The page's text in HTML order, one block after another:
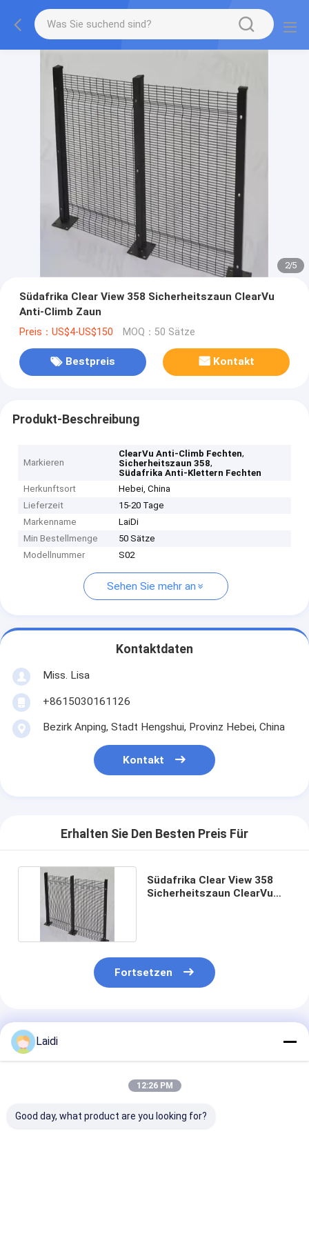
2/5
Südafrika Clear View 358 Sicherheitszaun ClearVu
Anti-Climb Zaun
Preis：US$4-US$150 MOQ：50 Sätze
Bestpreis Kontakt
Produkt-Beschreibung
Markieren
ClearVu Anti-Climb Fechten,
Sicherheitszaun 358,
Südafrika Anti-Klettern Fechten
Herkunftsort
Hebei, China
Lieferzeit
15-20 Tage
Markenname
LaiDi
Min Bestellmenge
50 Sätze
Modellnummer
S02
Sehen Sie mehr an
Kontaktdaten
Miss. Lisa
+8615030161126
Bezirk Anping, Stadt Hengshui, Provinz Hebei, China
Kontakt
Erhalten Sie Den Besten Preis Für
Südafrika Clear View 358
Sicherheitszaun ClearVu
Fortsetzen
Empfohlene Produkte
Laidi
12:26 PM
Good day, what product are you looking for?